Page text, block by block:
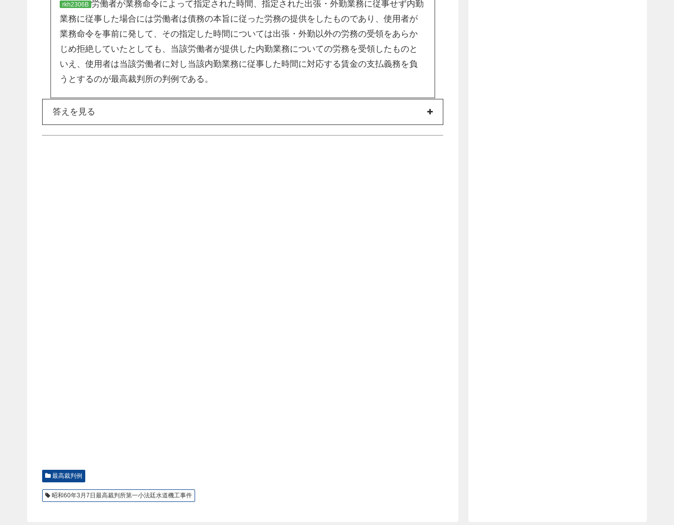
rkh2306B 労働者が業務命令によって指定された時間、指定された出張・外勤業務に従事せず内勤
業務に従事した場合には労働者は債務の本旨に従った労務の提供をしたものであり、使用者が
業務命令を事前に発して、その指定した時間については出張・外勤以外の労務の受領をあらか
じめ拒絶していたとしても、当該労働者が提供した内勤業務についての労務を受領したものと
いえ、使用者は当該労働者に対し当該内勤業務に従事した時間に対応する賃金の支払義務を負
うとするのが最高裁判所の判例である。
答えを見る
最高裁判例
昭和60年3月7日最高裁判所第一小法廷水道機工事件